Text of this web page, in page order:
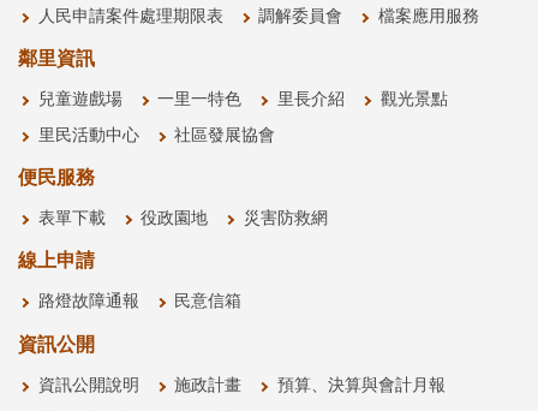
人民申請案件處理期限表 調解委員會 檔案應用服務
鄰里資訊
兒童遊戲場 一里一特色 里長介紹 觀光景點
里民活動中心 社區發展協會
便民服務
表單下載 役政園地 災害防救網
線上申請
路燈故障通報 民意信箱
資訊公開
資訊公開說明 施政計畫 預算、決算與會計月報